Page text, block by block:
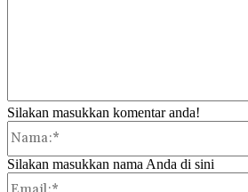
Silakan masukkan komentar anda!
Silakan masukkan nama Anda di sini